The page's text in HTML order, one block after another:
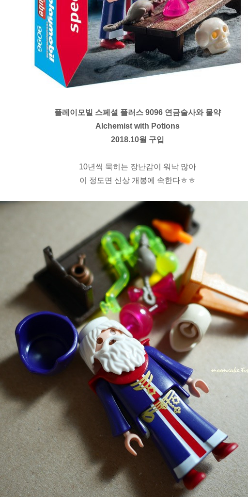
플레이모빌 스페셜 플러스 9096 연금술사와 물약
Alchemist with Potions
2018.10월 구입
10년씩 묵히는 장난감이 워낙 많아
이 정도면 신상 개봉에 속한다ㅎㅎ